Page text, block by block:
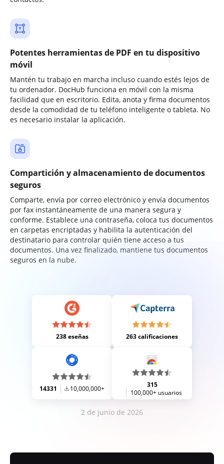
Potentes herramientas de PDF en tu dispositivo
móvil
Mantén tu trabajo en marcha incluso cuando estés lejos de
tu ordenador. DocHub funciona en móvil con la misma
facilidad que en escritorio. Edita, anota y firma documentos
desde la comodidad de tu teléfono inteligente o tableta. No
es necesario instalar la aplicación.
Compartición y almacenamiento de documentos
seguros
Comparte, envía por correo electrónico y envía documentos
por fax instantáneamente de una manera segura y
conforme. Establece una contraseña, coloca tus documentos
en carpetas encriptadas y habilita la autenticación del
destinatario para controlar quién tiene acceso a tus
documentos. Una vez finalizado, mantiene tus documentos
seguros en la nube.
238 eseñas 263 calificaciones
14331 10,000,000+
315
100,000+ usuarios
2 de junio de 2026